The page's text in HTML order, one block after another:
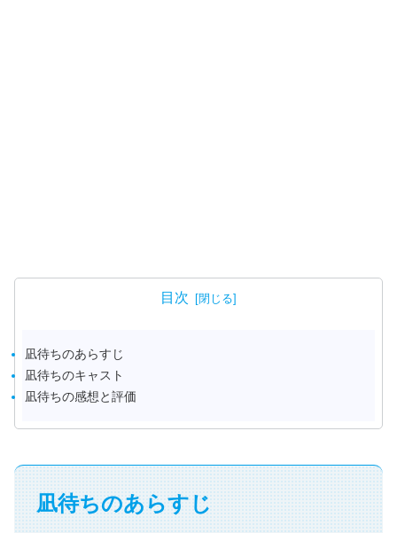
目次
凪待ちのあらすじ
凪待ちのキャスト
凪待ちの感想と評価
凪待ちのあらすじ